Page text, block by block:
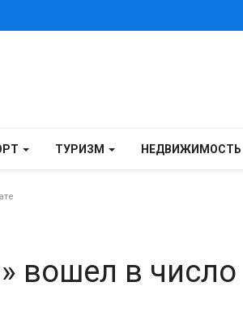
ТУРИЗМ НЕДВИЖИМОСТЬ
вошел в число